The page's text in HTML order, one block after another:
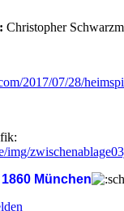
Christopher
2017/07/28/
img/
München